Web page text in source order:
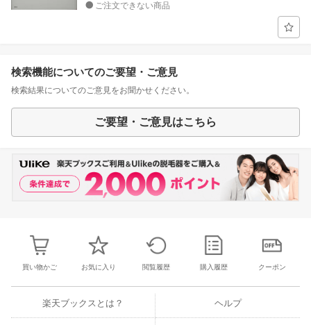
ご注文できない商品
検索機能についてのご要望・ご意見
検索結果についてのご意見をお聞かせください。
ご要望・ご意見はこちら
買い物かご お気に入り 閲覧履歴 購入履歴 クーポン
楽天ブックスとは？ ヘルプ